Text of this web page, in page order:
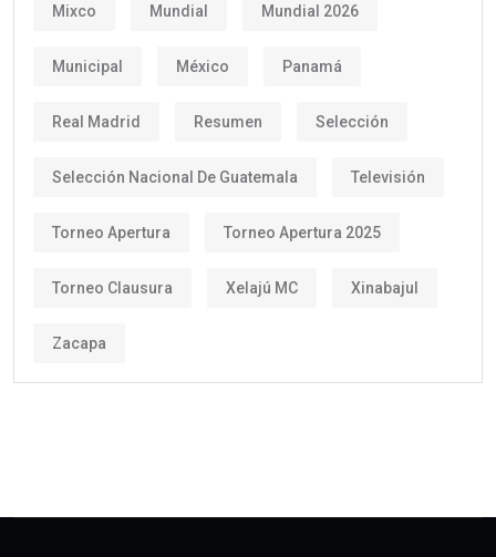
Mixco Mundial Mundial 2026
Municipal México Panamá
Real Madrid Resumen Selección
Selección Nacional De Guatemala Televisión
Torneo Apertura Torneo Apertura 2025
Torneo Clausura Xelajú MC Xinabajul
Zacapa